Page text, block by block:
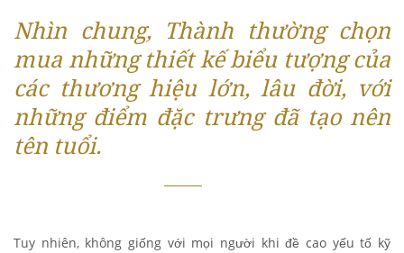
Nhìn chung, Thành thường chọn
mua những thiết kế biểu tượng của
các thương hiệu lớn, lâu đời, với
những điểm đặc trưng đã tạo nên
tên tuổi.
Tuy nhiên, không giống với mọi người khi đề cao yếu tố kỹ